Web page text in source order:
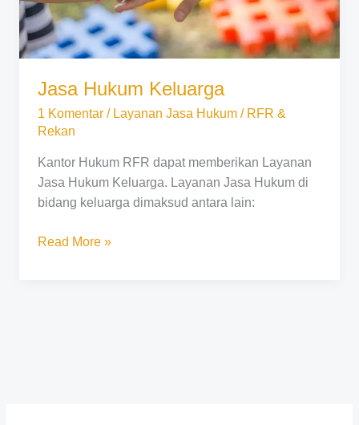
Jasa Hukum Keluarga
1 Komentar / Layanan Jasa Hukum / RFR &
Rekan
Kantor Hukum RFR dapat memberikan Layanan
Jasa Hukum Keluarga. Layanan Jasa Hukum di
bidang keluarga dimaksud antara lain:
Read More »